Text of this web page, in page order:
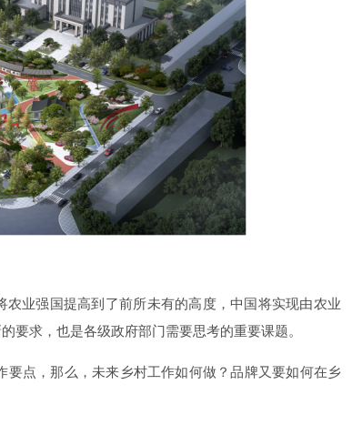
业强国提高到了前所未有的高度，中国将实现由农业
要求，也是各级政府部门需要思考的重要课题。
点，那么，未来乡村工作如何做？品牌又要如何在乡